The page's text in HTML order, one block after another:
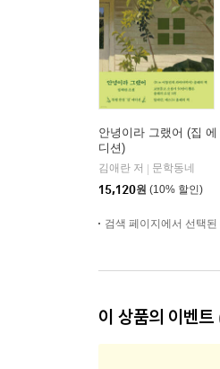
안녕이라 그랬어 (집 에
디션)
김애란 저
문학동네
15,120원 (10% 할인)
검색 페이지에서 선택
이 상품의 이벤트